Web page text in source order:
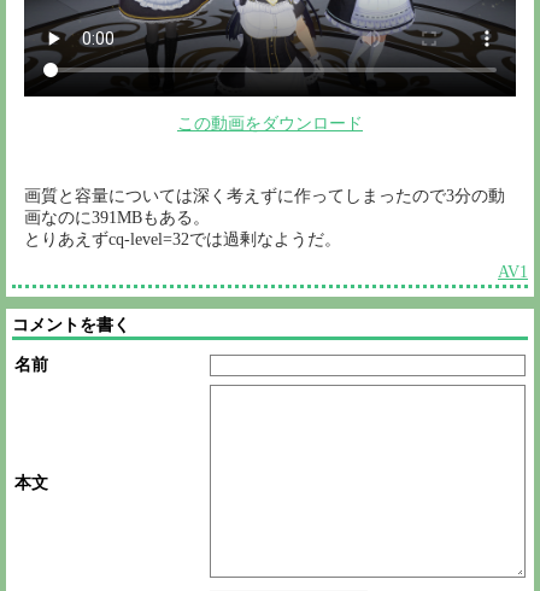
この動画をダウンロード
画質と容量については深く考えずに作ってしまったので3分の動
画なのに391MBもある。
とりあえずcq-level=32では過剰なようだ。
AV1
コメントを書く
名前
本文